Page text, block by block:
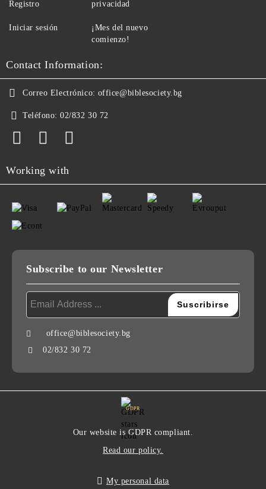
Registro
Iniciar sesión
privacidad
¡Mes del nuevo
comienzo!
Contact Information:
Correo Electrónico: office@biblesociety.bg
Teléfono: 02/832 30 72
Working with
Subscribe to our Newsletter
office@biblesociety.bg
02/832 30 72
GDPR
Our website is GDPR compliant.
Read our policy.
My personal data